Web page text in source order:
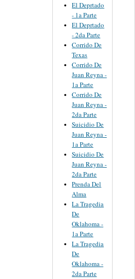
El Deprtado
- 1a Parte
El Deprtado
- 2da Parte
Corrido De
Texas
Corrido De
Juan Reyna -
1a Parte
Corrido De
Juan Reyna -
2da Parte
Suicidio De
Juan Reyna -
1a Parte
Suicidio De
Juan Reyna -
2da Parte
Prenda Del
Alma
La Tragedia
De
Oklahoma -
1a Parte
La Tragedia
De
Oklahoma -
2da Parte